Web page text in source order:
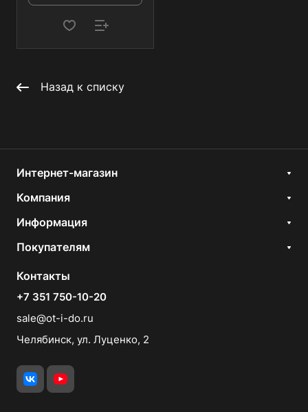
Назад к списку
Интернет-магазин
Компания
Информация
Покупателям
Контакты
+7 351 750-10-20
sale@ot-i-do.ru
Челябинск, ул. Луценко, 2